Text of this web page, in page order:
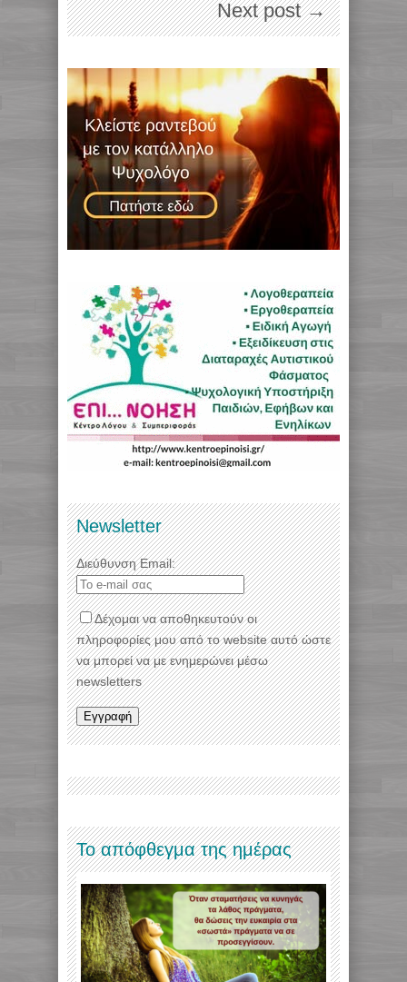
Next post →
Newsletter
Διεύθυνση Email:
Δέχομαι να αποθηκευτούν οι
πληροφορίες μου από το website αυτό ώστε
να μπορεί να με ενημερώνει μέσω
newsletters
Το απόφθεγμα της ημέρας